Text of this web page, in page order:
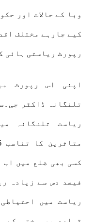
وبا کے حالات اور
کیے جارہے مختلف
رپورٹ ریاستی ہائی
اپنی اس رپورٹ
تلنگانہ ڈاکٹر
ریاست تلنگانہ
کسی بھی ضلع میں اب
فیصد دس سے زیادہ
ریاست میں